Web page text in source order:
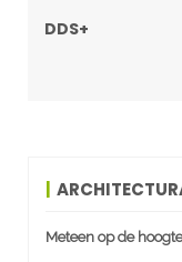
DDS+
Meteen op de